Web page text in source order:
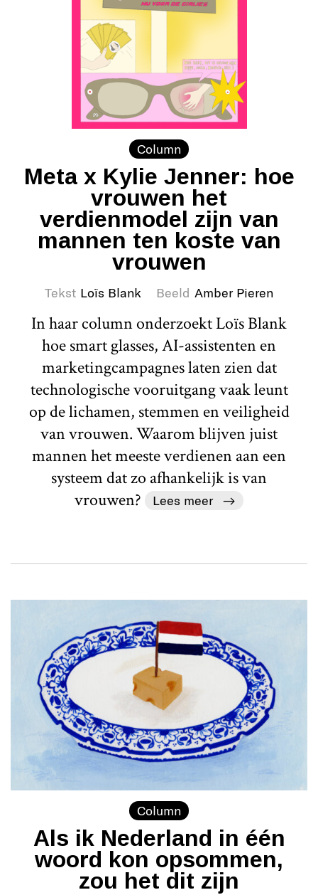
Column
Meta x Kylie Jenner: hoe
vrouwen het
verdienmodel zijn van
mannen ten koste van
vrouwen
Tekst Loïs Blank Beeld Amber Pieren
In haar column onderzoekt Loïs Blank
hoe smart glasses, AI-assistenten en
marketingcampagnes laten zien dat
technologische vooruitgang vaak leunt
op de lichamen, stemmen en veiligheid
van vrouwen. Waarom blijven juist
mannen het meeste verdienen aan een
systeem dat zo afhankelijk is van
vrouwen?
Lees meer
Column
Als ik Nederland in één
woord kon opsommen,
zou het dit zijn